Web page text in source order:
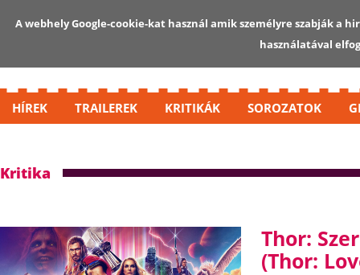
HÍREK TRAILEREK KRITIKÁK SOROZATOK
Kritika
Thor:
(Thor:
A webhely Google-cookie-kat használ amik személyre szabják a
használatával